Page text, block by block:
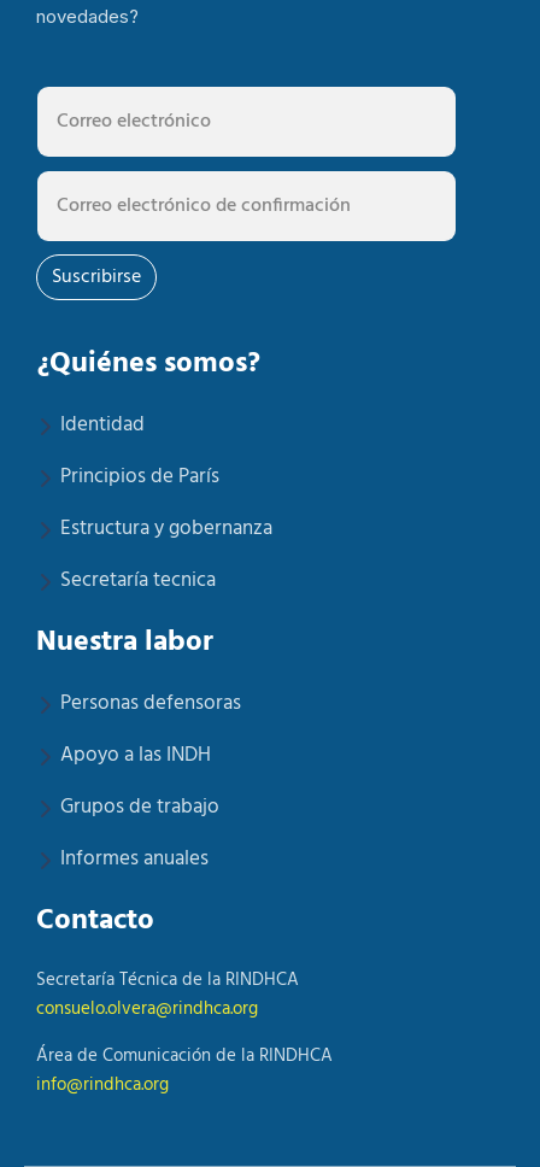
novedades?
Suscribirse
¿Quiénes somos?
Identidad
Principios de París
Estructura y gobernanza
Secretaría tecnica
Nuestra labor
Personas defensoras
Apoyo a las INDH
Grupos de trabajo
Informes anuales
Contacto
Secretaría Técnica de la RINDHCA
consuelo.olvera@rindhca.org
Área de Comunicación de la RINDHCA
info@rindhca.org